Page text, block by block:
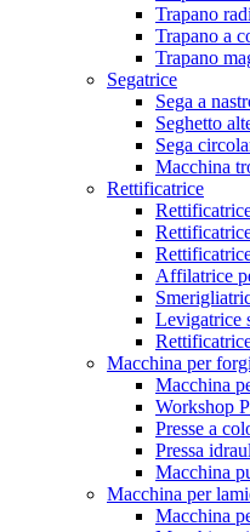
Trapano
Trapano a
Trapano
Segatrice
Sega a
Seghetto
Sega
Macchina
Rettificatrice
Affilatrice
Levigatrice
Macchina per
Macchina
Workshop
Presse a
Pressa
Macchina
Macchina per
Macchina